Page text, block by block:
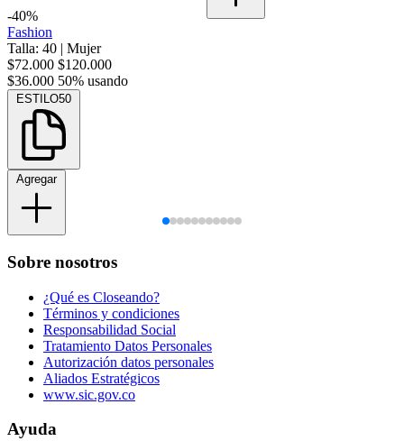
-40%
Fashion
Talla: 40 | Mujer
$72.000 $120.000
$36.000 50% usando
ESTILO50
Agregar
Sobre nosotros
¿Qué es Closeando?
Términos y condiciones
Responsabilidad Social
Tratamiento Datos Personales
Autorización datos personales
Aliados Estratégicos
www.sic.gov.co
Ayuda